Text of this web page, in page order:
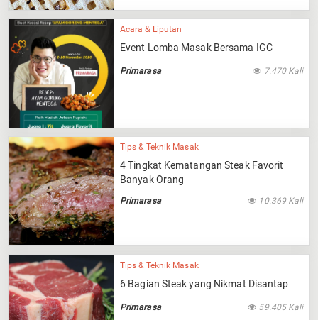
Acara & Liputan
Event Lomba Masak Bersama IGC
Primarasa 7.470 Kali
Tips & Teknik Masak
4 Tingkat Kematangan Steak Favorit
Banyak Orang
Primarasa 10.369 Kali
Tips & Teknik Masak
6 Bagian Steak yang Nikmat Disantap
Primarasa 59.405 Kali